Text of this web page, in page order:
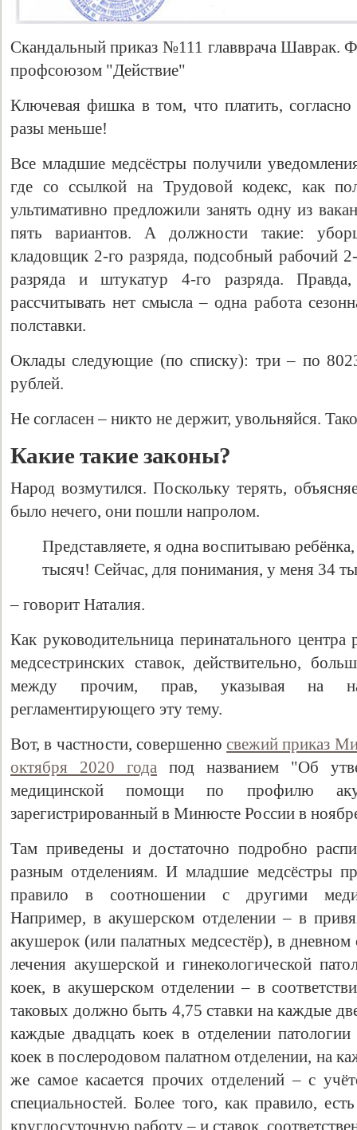
Скандальный приказ №111 главврача Шаврак.
профсоюзом "Действие"
Ключевая фишка в том, что платить,
разы меньше!
Все младшие медсёстры получили
где со ссылкой на Трудовой кодекс, как
ультимативно предложили занять одну из
пять вариантов. А должности такие:
кладовщик 2-го разряда, подсобный рабочий
разряда и штукатур 4-го разряда.
рассчитывать нет смысла – одна работа
полставки.
Оклады следующие (по списку): три – по
рублей.
Не согласен – никто не держит, увольняйся.
Какие такие законы?
Народ возмутился. Поскольку терять,
было нечего, они пошли напролом.
Представляете, я одна воспитываю
тысяч! Сейчас, для понимания, у меня 34
– говорит Наталия.
Как руководительница перинатального
медсестринских ставок, действительно,
между прочим, прав, указывая на
регламентирующего эту тему.
Вот, в частности, совершенносвежий приказ
октября 2020 года под названием "Об
медицинской помощи по профилю
зарегистрированный в Минюсте России в
Там приведены и достаточно подробно
разным отделениям. И младшие медсёстры
правило в соотношении с другими
Например, в акушерском отделении – в
акушерок (или палатных медсестёр), в дневном
лечения акушерской и гинекологической
коек, в акушерском отделении – в
таковых должно быть 4,75 ставки на каждые
каждые двадцать коек в отделении
коек в послеродовом палатном отделении, на
же самое касается прочих отделений – с
специальностей. Более того, как правило,
круглосуточную работу – и ставок,